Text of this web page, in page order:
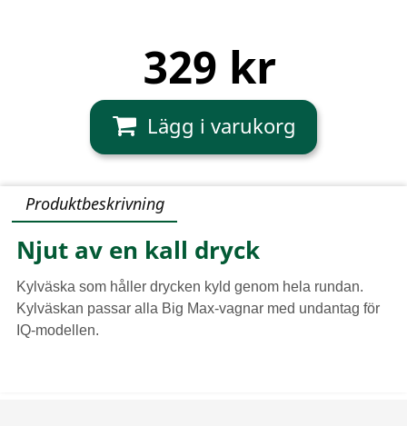
329 kr
Produktbeskrivning
Njut av en kall dryck
Kylväska som håller drycken kyld genom hela rundan.
Kylväskan passar alla Big Max-vagnar med undantag för
IQ-modellen.